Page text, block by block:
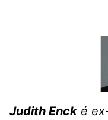
Judith Enck é